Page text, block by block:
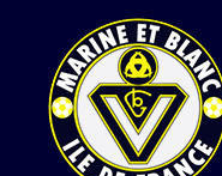
content